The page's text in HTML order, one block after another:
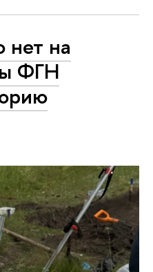
нет на
ФГН